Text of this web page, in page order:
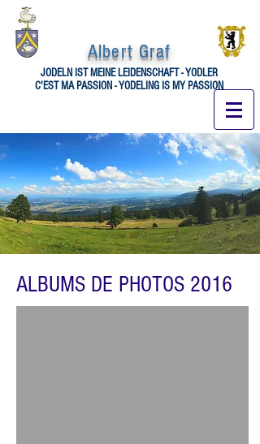
Albert Graf
JODELN IST MEINE LEIDENSCHAFT - YODLER
C'EST MA PASSION - YODELING IS MY PASSION
ALBUMS DE PHOTOS 2016